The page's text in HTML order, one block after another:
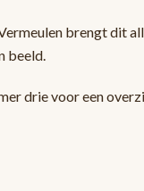
brengt dit
beeld.
drie voor een